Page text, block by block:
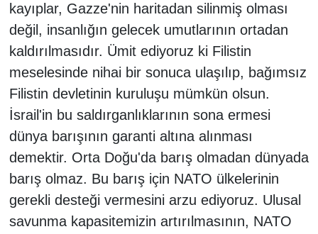
kayıplar, Gazze'nin haritadan silinmiş olması
değil, insanlığın gelecek umutlarının ortadan
kaldırılmasıdır. Ümit ediyoruz ki Filistin
meselesinde nihai bir sonuca ulaşılıp, bağımsız
Filistin devletinin kuruluşu mümkün olsun.
İsrail'in bu saldırganlıklarının sona ermesi
dünya barışının garanti altına alınması
demektir. Orta Doğu'da barış olmadan dünyada
barış olmaz. Bu barış için NATO ülkelerinin
gerekli desteği vermesini arzu ediyoruz. Ulusal
savunma kapasitemizin artırılmasının, NATO